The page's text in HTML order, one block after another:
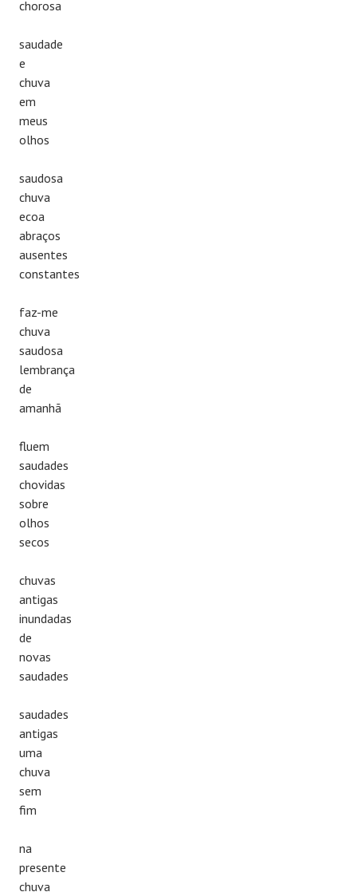
chorosa
saudade
e
chuva
em
meus
olhos
saudosa
chuva
ecoa
abraços
ausentes
constantes
faz-me
chuva
saudosa
lembrança
de
amanhã
fluem
saudades
chovidas
sobre
olhos
secos
chuvas
antigas
inundadas
de
novas
saudades
saudades
antigas
uma
chuva
sem
fim
na
presente
chuva